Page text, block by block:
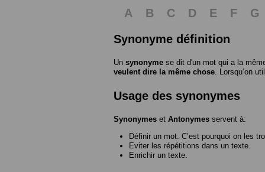
A B C D E F G
Synonyme définition
Un synonyme se dit d'un mot qui a la
veulent dire la même chose. Lorsqu’on
Usage des synonymes
Synonymes et Antonymes servent à:
Définir un mot. C’est pourquoi on les
Eviter les répétitions dans un texte.
Enrichir un texte.